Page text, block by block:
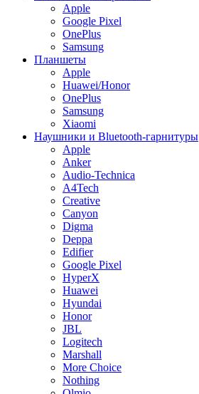
Apple
Google Pixel
OnePlus
Samsung
Планшеты
Apple
Huawei/Honor
OnePlus
Samsung
Xiaomi
Наушники и Bluetooth-гарнитуры
Apple
Anker
Audio-Technica
A4Tech
Creative
Canyon
Digma
Deppa
Edifier
Google Pixel
HyperX
Huawei
Hyundai
Honor
JBL
Logitech
Marshall
More Choice
Nothing